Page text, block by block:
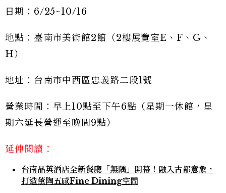
日期：6/25~10/16
地點：臺南市美術館2館（2樓展覽室E、F、G、
H）
地址：台南市中西區忠義路二段1號
營業時間：早上10點至下午6點（星期一休館，星
期六延長營運至晚間9點）
延伸閱讀：
台南晶英酒店全新餐廳「無隅」開幕！融入古都意象，
打造薰陶五感Fine Dining空間